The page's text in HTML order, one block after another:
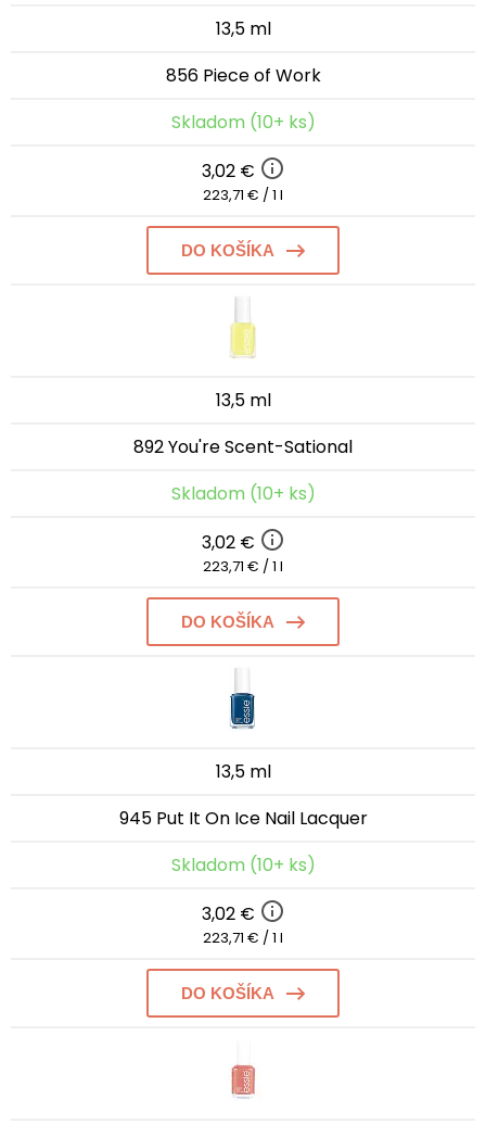
13,5 ml
856 Piece of Work
Skladom (10+ ks)
3,02 €
223,71 € / 1 l
DO KOŠÍKA
13,5 ml
892 You're Scent-Sational
Skladom (10+ ks)
3,02 €
223,71 € / 1 l
DO KOŠÍKA
13,5 ml
945 Put It On Ice Nail Lacquer
Skladom (10+ ks)
3,02 €
223,71 € / 1 l
DO KOŠÍKA